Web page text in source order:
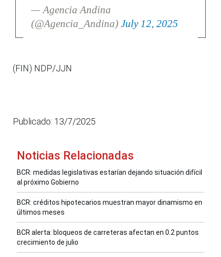
— Agencia Andina
(@Agencia_Andina) July 12, 2025
(FIN) NDP/JJN
Publicado: 13/7/2025
Noticias Relacionadas
BCR: medidas legislativas estarían dejando situación difícil
al próximo Gobierno
BCR: créditos hipotecarios muestran mayor dinamismo en
últimos meses
BCR alerta: bloqueos de carreteras afectan en 0.2 puntos
crecimiento de julio